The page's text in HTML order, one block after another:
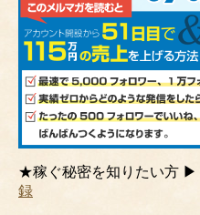
★稼ぐ秘密を知りたい方 ▶
録